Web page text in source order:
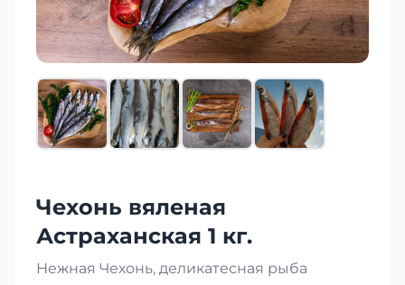
Чехонь вяленая
Астраханская 1 кг.
Нежная Чехонь, деликатесная рыба